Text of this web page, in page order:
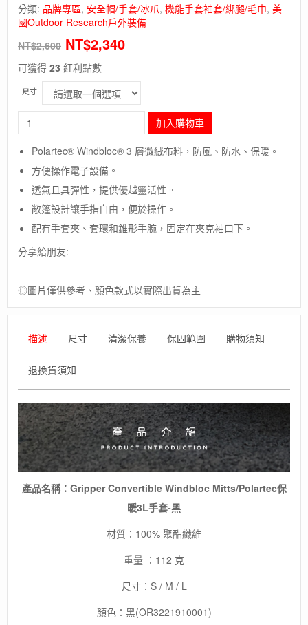
分類: 品牌專區, 安全帽/手套/冰爪, 機能手套袖套/綁腿/毛巾, 美
國Outdoor Research戶外裝備
NT$2,600 NT$2,340
可獲得 23 紅利點數
尺寸
毛
美
國
【Outdoor
Research】
Gripper
Convertible
Mitts/Polartec
3L
手
加入購物車
Polartec® Windbloc® 3 層微絨布料，防風、防水、保暖。
方便操作電子設備。
透氣且具彈性，提供優越靈活性。
敞篷設計讓手指自由，便於操作。
配有手套夾、套環和錐形手腕，固定在夾克袖口下。
分享給朋友:
◎圖片僅供參考、顏色款式以實際出貨為主
描述 尺寸 清潔保養 保固範圍 購物須知
退換貨須知
產品名稱：Gripper Convertible Windbloc Mitts/Polartec保
暖3L手套-黑
材質：100% 聚酯纖維
重量 ：112 克
尺寸：S / M / L
顏色：黑(OR3221910001)